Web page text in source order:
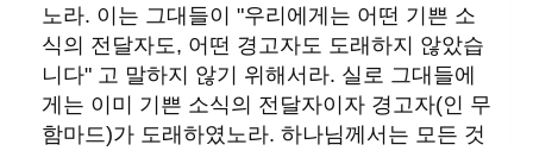
노라. 이는 그대들이 "우리에게는 어떤 기쁜 소
식의 전달자도, 어떤 경고자도 도래하지 않았습
니다" 고 말하지 않기 위해서라. 실로 그대들에
게는 이미 기쁜 소식의 전달자이자 경고자(인 무
함마드)가 도래하였노라. 하나님께서는 모든 것